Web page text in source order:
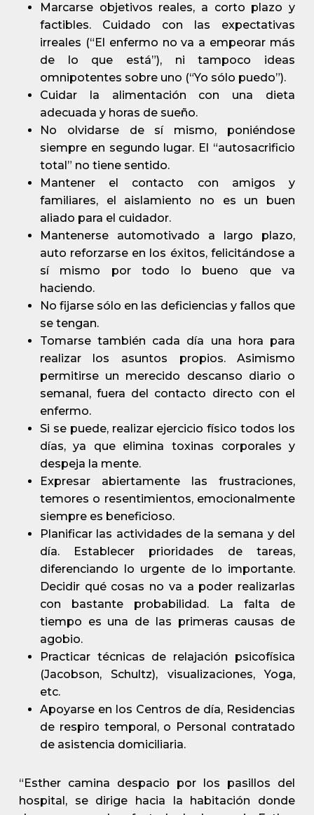
Marcarse objetivos reales, a corto plazo y
factibles. Cuidado con las expectativas
irreales (“El enfermo no va a empeorar más
de lo que está”), ni tampoco ideas
omnipotentes sobre uno (“Yo sólo puedo”).
Cuidar la alimentación con una dieta
adecuada y horas de sueño.
No olvidarse de sí mismo, poniéndose
siempre en segundo lugar. El “autosacrificio
total” no tiene sentido.
Mantener el contacto con amigos y
familiares, el aislamiento no es un buen
aliado para el cuidador.
Mantenerse automotivado a largo plazo,
auto reforzarse en los éxitos, felicitándose a
sí mismo por todo lo bueno que va
haciendo.
No fijarse sólo en las deficiencias y fallos que
se tengan.
Tomarse también cada día una hora para
realizar los asuntos propios. Asimismo
permitirse un merecido descanso diario o
semanal, fuera del contacto directo con el
enfermo.
Si se puede, realizar ejercicio físico todos los
días, ya que elimina toxinas corporales y
despeja la mente.
Expresar abiertamente las frustraciones,
temores o resentimientos, emocionalmente
siempre es beneficioso.
Planificar las actividades de la semana y del
día. Establecer prioridades de tareas,
diferenciando lo urgente de lo importante.
Decidir qué cosas no va a poder realizarlas
con bastante probabilidad. La falta de
tiempo es una de las primeras causas de
agobio.
Practicar técnicas de relajación psicofísica
(Jacobson, Schultz), visualizaciones, Yoga,
etc.
Apoyarse en los Centros de día, Residencias
de respiro temporal, o Personal contratado
de asistencia domiciliaria.
“Esther camina despacio por los pasillos del
hospital, se dirige hacia la habitación donde